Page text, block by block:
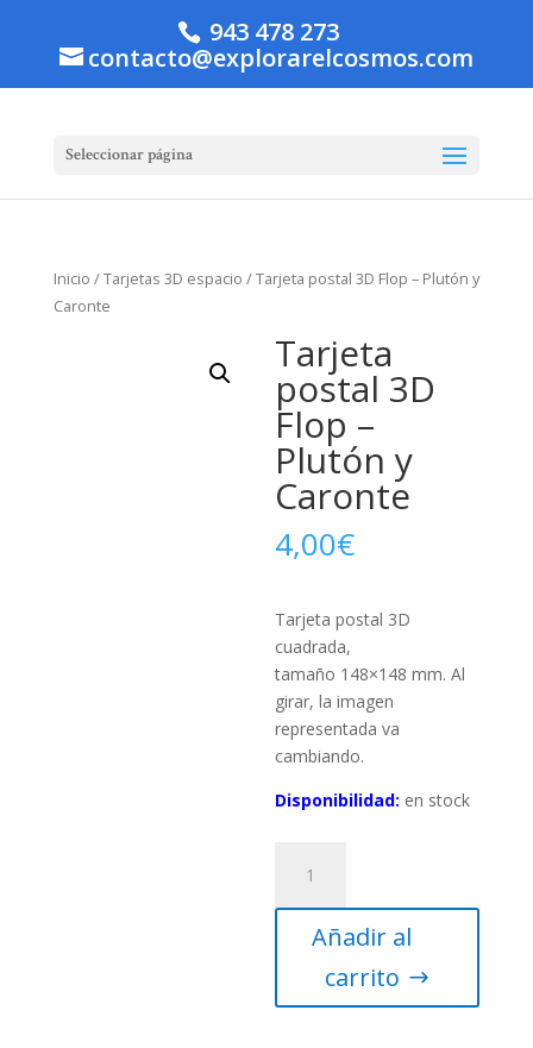
943 478 273
contacto@explorarelcosmos.com
Seleccionar página
Inicio /Tarjetas 3D espacio / Tarjeta postal 3D Flop – Plutón y
Caronte
Tarjeta
postal 3D
Flop –
Plutón y
Caronte
4,00€
Tarjeta postal 3D
cuadrada,
tamaño 148×148 mm. Al
girar, la imagen
representada va
cambiando.
Disponibilidad: en stock
postal
3D
Añadir al
carrito